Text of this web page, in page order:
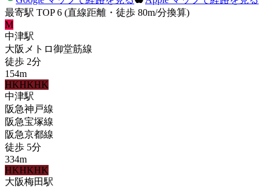
最寄駅 TOP 6 (直線距離・徒歩 80m/分換算)
M
中津駅
大阪メトロ御堂筋線
徒歩 2分
154m
HKHKHK
中津駅
阪急神戸線
阪急宝塚線
阪急京都線
徒歩 5分
334m
HKHKHK
大阪梅田駅